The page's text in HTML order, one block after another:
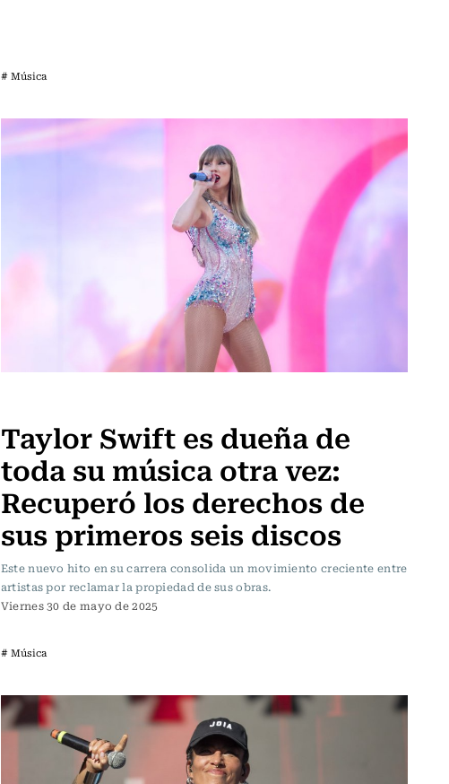
# Música
Taylor Swift es dueña de
toda su música otra vez:
Recuperó los derechos de
sus primeros seis discos
Este nuevo hito en su carrera consolida un movimiento creciente entre
artistas por reclamar la propiedad de sus obras.
Viernes 30 de mayo de 2025
# Música